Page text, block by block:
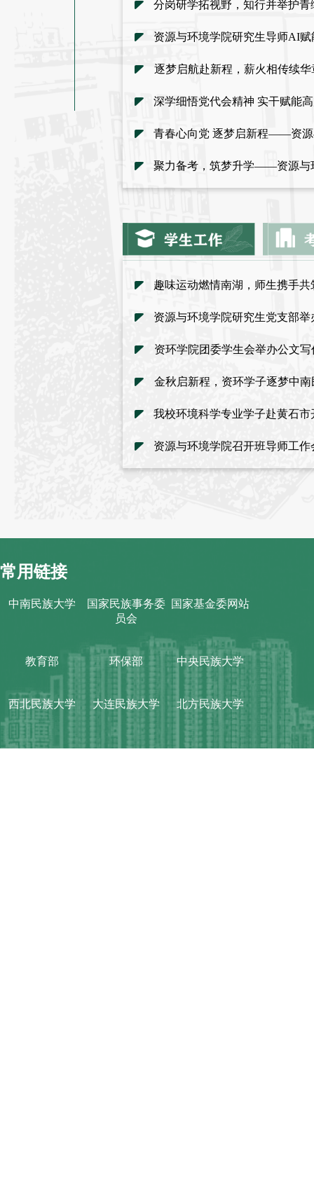
趣味运动燃情南湖，师生携手共
资环学院团委学生会举办公文
金秋启新程，资环学子逐梦中南
我校环境科学专业学子赴黄石
资源与环境学院召开班导师工作
常用链接
中南民族大学
国家民族事务委
员会
国家基金委网站
教育部 环保部 中央民族大学
西北民族大学 大连民族大学 北方民族大学